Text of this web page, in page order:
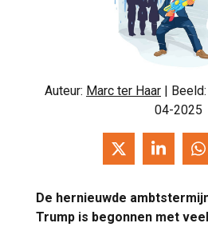
Auteur: Marc ter Haar |
04-2025
De hernieuwde
Trump is begonnen met